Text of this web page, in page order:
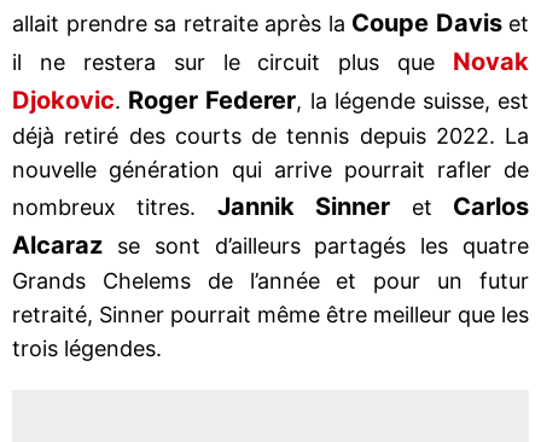
allait prendre sa retraite après la Coupe Daviset
il ne restera sur le circuit plus que Novak
Djokovic. Roger Federer, la légende suisse, est
déjà retiré des courts de tennis depuis 2022. La
nouvelle génération qui arrive pourrait rafler de
nombreux titres. Jannik Sinner et Carlos
Alcaraz se sont d’ailleurs partagés les quatre
Grands Chelems de l’année et pour un futur
retraité, Sinner pourrait même être meilleur que les
trois légendes.